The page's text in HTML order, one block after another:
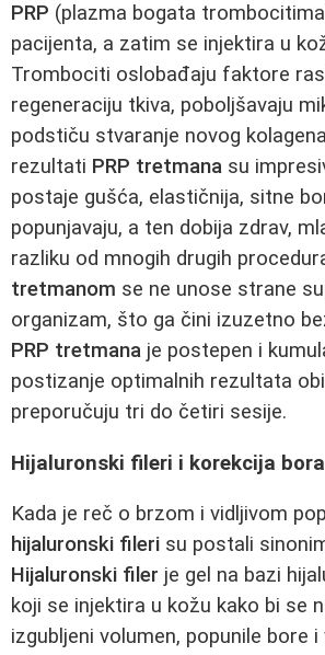
PRP (plazma bogata
pacijenta, a zatim se injektira u
Trombociti oslobađaju faktore
regeneraciju tkiva, poboljšavaju
podstiču stvaranje novog
rezultati PRP tretmana su
postaje gušća, elastičnija, sitne
popunjavaju, a ten dobija zdrav,
razliku od mnogih drugih
tretmanom se ne unose strane
organizam, što ga čini izuzetno
PRP tretmana je postepen i
postizanje optimalnih rezultata
preporučuju tri do četiri sesije.
Hijaluronski fileri i korekcija bora
Kada je reč o brzom i vidljivom
hijaluronski fileri su postali
Hijaluronski filer je gel na bazi
koji se injektira u kožu kako bi se
izgubljeni volumen, popunile bore